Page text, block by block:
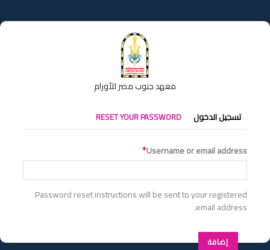
إلى
المحتوى
معهد جنوب مصر للأورام
التبويبات
الأساسية
تسجيل الدخول RESET YOUR PASSWORD
Username or email address
Password reset instructions will be sent to your registered
email address.